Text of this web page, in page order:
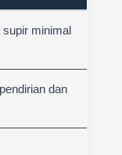
supir minimal
dan